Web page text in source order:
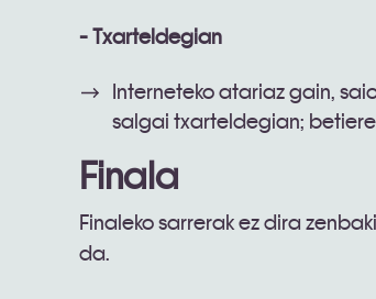
- Txarteldegian
Interneteko atariaz gain,
salgai txarteldegian;
Finala
Finaleko sarrerak ez dira
da.